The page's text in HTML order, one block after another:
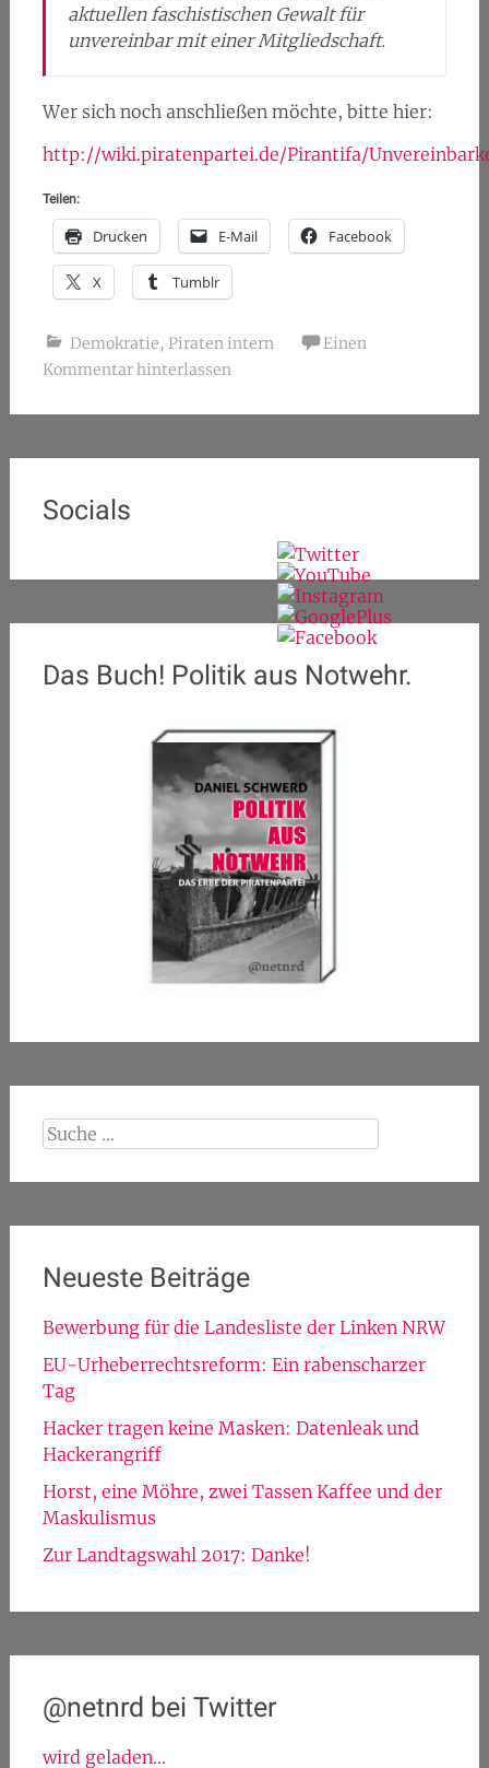
aktuellen faschistischen Gewalt für
unvereinbar mit einer Mitgliedschaft.
Wer sich noch anschließen möchte, bitte hier:
http://wiki.piratenpartei.de/Pirantifa/
Teilen:
Drucken E-Mail Facebook
X Tumblr
Demokratie, Piraten intern
Einen
Kommentar hinterlassen
Socials
Das Buch! Politik aus Notwehr.
Suche
Neueste Beiträge
Bewerbung für die Landesliste der Linken NRW
EU-Urheberrechtsreform: Ein rabenscharzer
Tag
Hacker tragen keine Masken: Datenleak und
Hackerangriff
Horst, eine Möhre, zwei Tassen Kaffee und der
Maskulismus
Zur Landtagswahl 2017: Danke!
@netnrd bei Twitter
wird geladen...